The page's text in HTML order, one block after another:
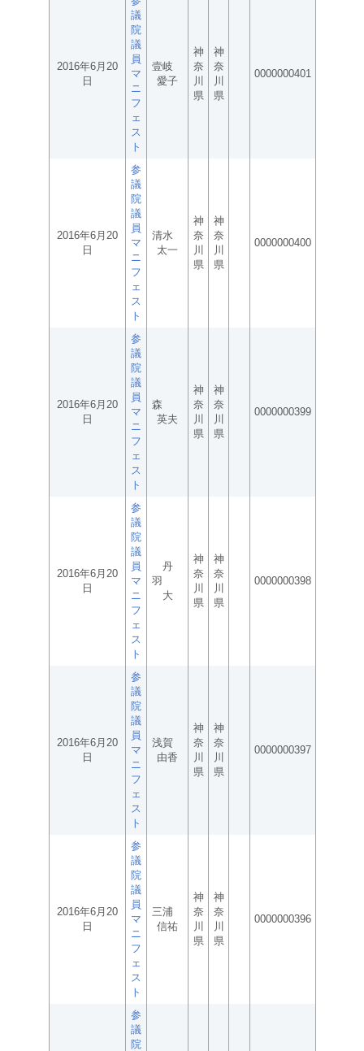
2016年6月20
日
議
院
議
員
マ
ニ
フ
ェ
ス
ト
壹岐
愛子
神
奈
川
県
神
奈
川
県
0000000401
2016年6月20
日
参
議
院
議
員
マ
ニ
フ
ェ
ス
ト
清水
太一
神
奈
川
県
神
奈
川
県
0000000400
2016年6月20
日
参
議
院
議
員
マ
ニ
フ
ェ
ス
ト
森
英夫
神
奈
川
県
神
奈
川
県
0000000399
2016年6月20
日
参
議
院
議
員
マ
ニ
フ
ェ
ス
ト
丹
羽
大
神
奈
川
県
神
奈
川
県
0000000398
2016年6月20
日
参
議
院
議
員
マ
ニ
フ
ェ
ス
ト
浅賀
由香
神
奈
川
県
神
奈
川
県
0000000397
2016年6月20
日
参
議
院
議
員
マ
ニ
フ
ェ
ス
ト
三浦
信祐
神
奈
川
県
神
奈
川
県
0000000396
参
議
院